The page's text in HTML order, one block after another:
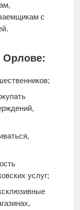
с
Орлове:
услуг;